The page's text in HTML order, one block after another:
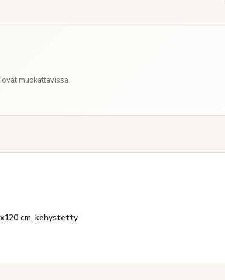
muokattavissa.
cm, kehystetty